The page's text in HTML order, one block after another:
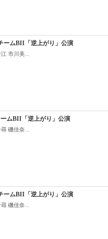
ームBII「逆上がり」公演
市川美...
ムBII「逆上がり」公演
磯佳奈...
ームBII「逆上がり」公演
磯佳奈...